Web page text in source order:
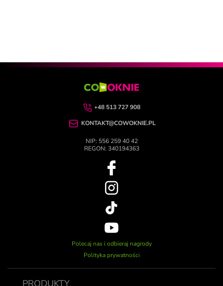
+48 513 727 908
KONTAKT@COWOKNIE.PL
NIP: 556 259 40 42
REGON: 340194363
Polecaj nas i odbieraj nagrody
Polityka prywatności
PRODUKTY